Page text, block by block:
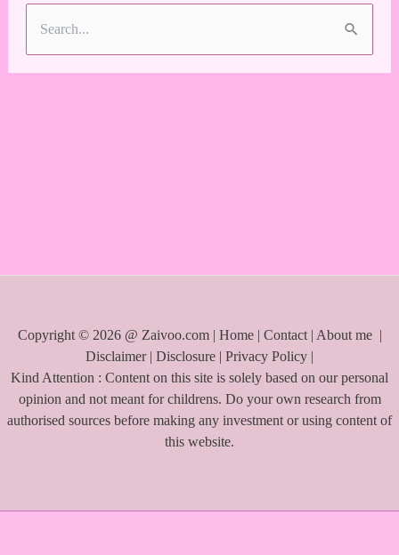
Copyright © 2026 @ Zaivoo.com | Home| Contact| About me |
Disclaimer| Disclosure | Privacy Policy |
Kind Attention : Content on this site is solely based on our personal
opinion and not meant for childrens. Do your own research from
authorised sources before making any investment or using content of
this website.